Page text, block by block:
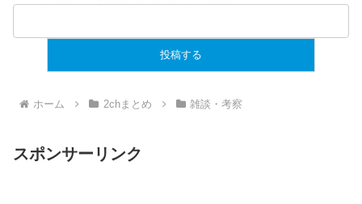
ホーム 2chまとめ 雑談・考察
スポンサーリンク